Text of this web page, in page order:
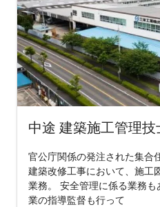
中途 建築施工管理技
官公庁関係の発注された集合
建築改修工事において、施工
業務。 安全管理に係る業務
業の指導監督も行って